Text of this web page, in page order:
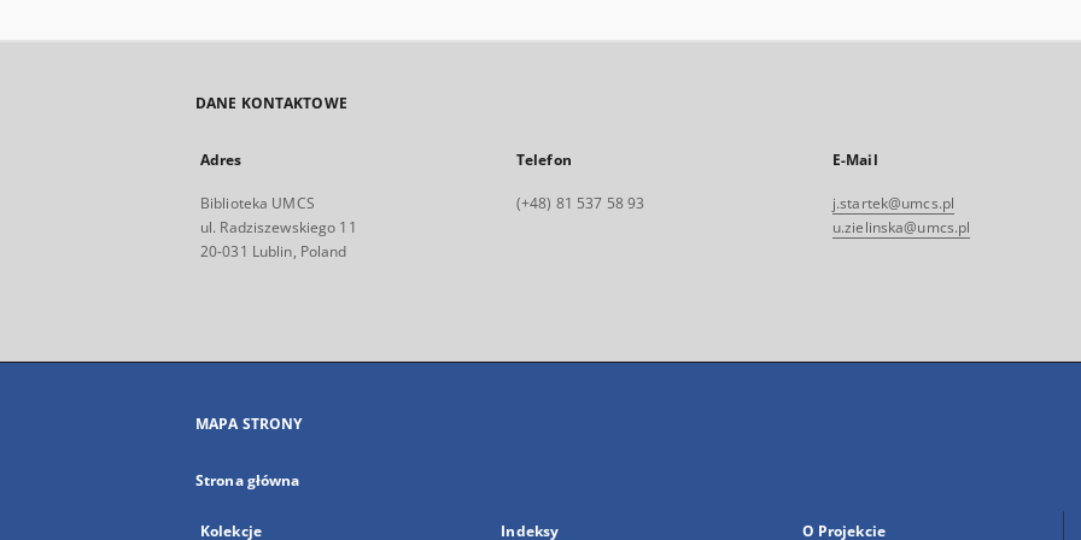
DANE KONTAKTOWE
Adres
Biblioteka UMCS
ul. Radziszewskiego 11
20-031 Lublin, Poland
Telefon
(+48) 81 537 58 93
E-Mail
j.startek@umcs.pl
u.zielinska@umcs.pl
MAPA STRONY
Strona główna
Kolekcje Indeksy O Projekcie